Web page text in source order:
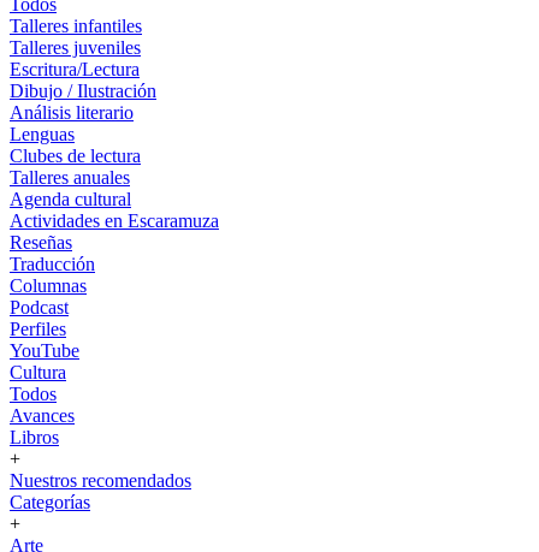
Todos
Talleres infantiles
Talleres juveniles
Escritura/Lectura
Dibujo / Ilustración
Análisis literario
Lenguas
Clubes de lectura
Talleres anuales
Agenda cultural
Actividades en Escaramuza
Reseñas
Traducción
Columnas
Podcast
Perfiles
YouTube
Cultura
Todos
Avances
Libros
+
Nuestros recomendados
Categorías
+
Arte